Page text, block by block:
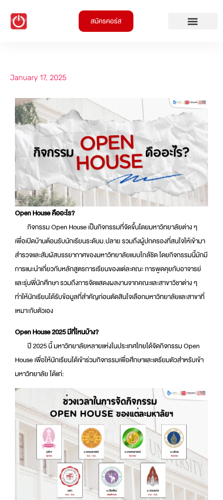
สมัครคอร์ส
January 17, 2025
Open House คืออะไร?
กิจกรรม Open House เป็นกิจกรรมที่จัดขึ้นโดยมหาวิทยาลัยต่าง ๆ
เพื่อเปิดบ้านต้อนรับนักเรียนระดับม.ปลาย รวมถึงผู้ปกครองที่สนใจให้เข้ามา
สำรวจและสัมผัสบรรยากาศของมหาวิทยาลัยแบบใกล้ชิด โดยกิจกรรมนี้มักมี
การแนะนำเกี่ยวกับหลักสูตรการเรียนของแต่ละคณะ การพูดคุยกับอาจารย์
และรุ่นพี่นักศึกษา รวมถึงการจัดแสดงผลงานจากคณะและสาขาวิชาต่าง ๆ
ทำให้นักเรียนได้รับข้อมูลที่สำคัญก่อนตัดสินใจเลือกมหาวิทยาลัยและสาขาที่
เหมาะกับตัวเอง
Open House 2025 มีที่ไหนบ้าง?
ปี 2025 นี้ มหาวิทยาลัยหลายแห่งในประเทศไทยได้จัดกิจกรรม Open
House เพื่อให้นักเรียนได้เข้าร่วมกิจกรรมเพื่อศึกษาและเตรียมตัวสำหรับเข้า
มหาวิทยาลัย ได้แก่: